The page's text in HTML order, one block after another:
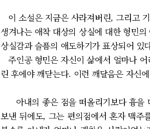
이 소설은 지금은 사라져버린, 그리고
생겨나는 애착 대상의 상실에 대한 형민
상실감과 슬픔의 애도하기가 표상되어 있
주인공 형민은 자신이 삶에서 얼마나
린 후에야 깨닫는다. 이런 깨달음은 자신
아내의 좋은 점을 떠올리기보다 흉을
보낸 뒤에도, 그는 편의점에서 혼자 맥주